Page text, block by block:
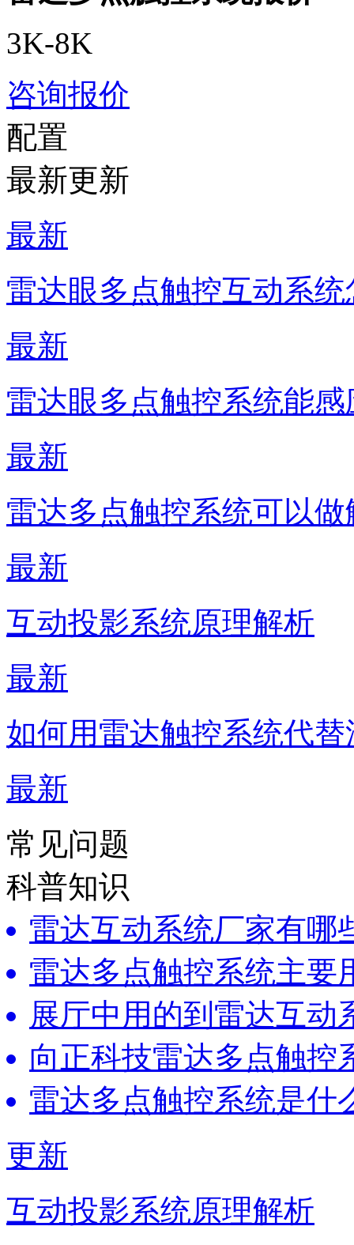
3K-8K
咨询报价
配置
最新更新
最新
雷达眼多点触控互动系
最新
雷达眼多点触控系统能
最新
雷达多点触控系统可以
最新
互动投影系统原理解析
最新
如何用雷达触控系统代
最新
常见问题
科普知识
雷达互动系统厂家有哪
雷达多点触控系统主要
展厅中用的到雷达互动
向正科技雷达多点触控
雷达多点触控系统是什
更新
互动投影系统原理解析